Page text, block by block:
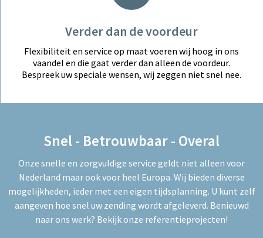
Verder dan de voordeur
Flexibiliteit en service op maat voeren wij hoog in ons
vaandel en die gaat verder dan alleen de voordeur.
Bespreek uw speciale wensen, wij zeggen niet snel nee.
Snel - Betrouwbaar - Overal
Onze snelle en zorgvuldige service geldt niet alleen voor
Nederland maar ook voor heel Europa. Wij bieden diverse
mogelijkheden, ieder met een eigen tijdsplanning. U kunt zelf
aangeven hoe snel uw zending wordt afgeleverd. Benieuwd
naar ons werk? Bekijk onze referentieprojecten!